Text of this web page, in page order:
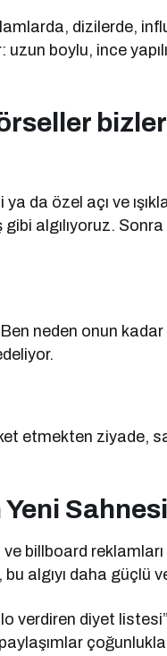
dizilerde,
uzun boylu, ince
da özel açı ve
algılıyoruz.
neden onun
etmekten ziyade,
Sahnesi
billboard
daha güçlü ve
verdiren diyet